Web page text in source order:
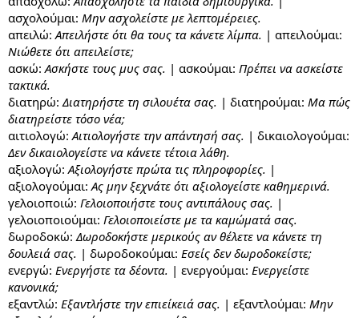
ασχολούμαι: Μην ασχολείστε με λεπτομέρειες.
απειλώ: Απειλήστε ότι θα τους τα κάνετε λίμπα. | απειλούμαι:
Νιώθετε ότι απειλείστε;
ασκώ: Ασκήστε τους μυς σας. | ασκούμαι: Πρέπει να ασκείστε
τακτικά.
διατηρώ: Διατηρήστε τη σιλουέτα σας. | διατηρούμαι: Μα πώς
διατηρείστε τόσο νέα;
αιτιολογώ: Αιτιολογήστε την απάντησή σας. | δικαιολογούμαι:
Δεν δικαιολογείστε να κάνετε τέτοια λάθη.
αξιολογώ: Αξιολογήστε πρώτα τις πληροφορίες. |
αξιολογούμαι: Ας μην ξεχνάτε ότι αξιολογείστε καθημερινά.
γελοιοποιώ: Γελοιοποιήστε τους αντιπάλους σας. |
γελοιοποιούμαι: Γελοιοποιείστε με τα καμώματά σας.
δωροδοκώ: Δωροδοκήστε μερικούς αν θέλετε να κάνετε τη
δουλειά σας. | δωροδοκούμαι: Εσείς δεν δωροδοκείστε;
ενεργώ: Ενεργήστε τα δέοντα. | ενεργούμαι: Ενεργείστε
κανονικά;
εξαντλώ: Εξαντλήστε την επιείκειά σας. | εξαντλούμαι: Μην